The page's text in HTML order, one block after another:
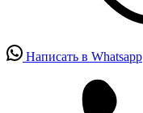
Написать в Whatsapp